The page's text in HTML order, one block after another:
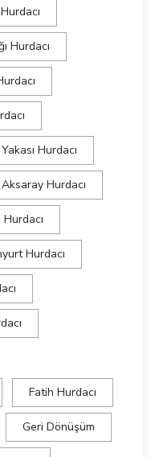
Hurdacı
Hurdacı
Aksaray Hurdacı
Hurdacı
Fatih Hurdacı
Geri Dönüşüm